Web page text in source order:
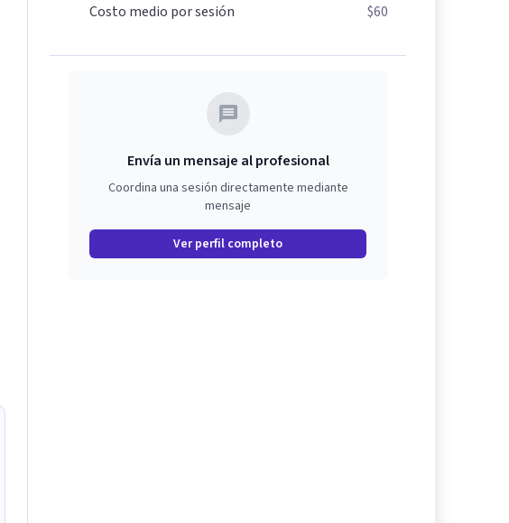
Costo medio por sesión
$60
Envía un mensaje al profesional
Coordina una sesión directamente mediante
mensaje
Ver perfil completo